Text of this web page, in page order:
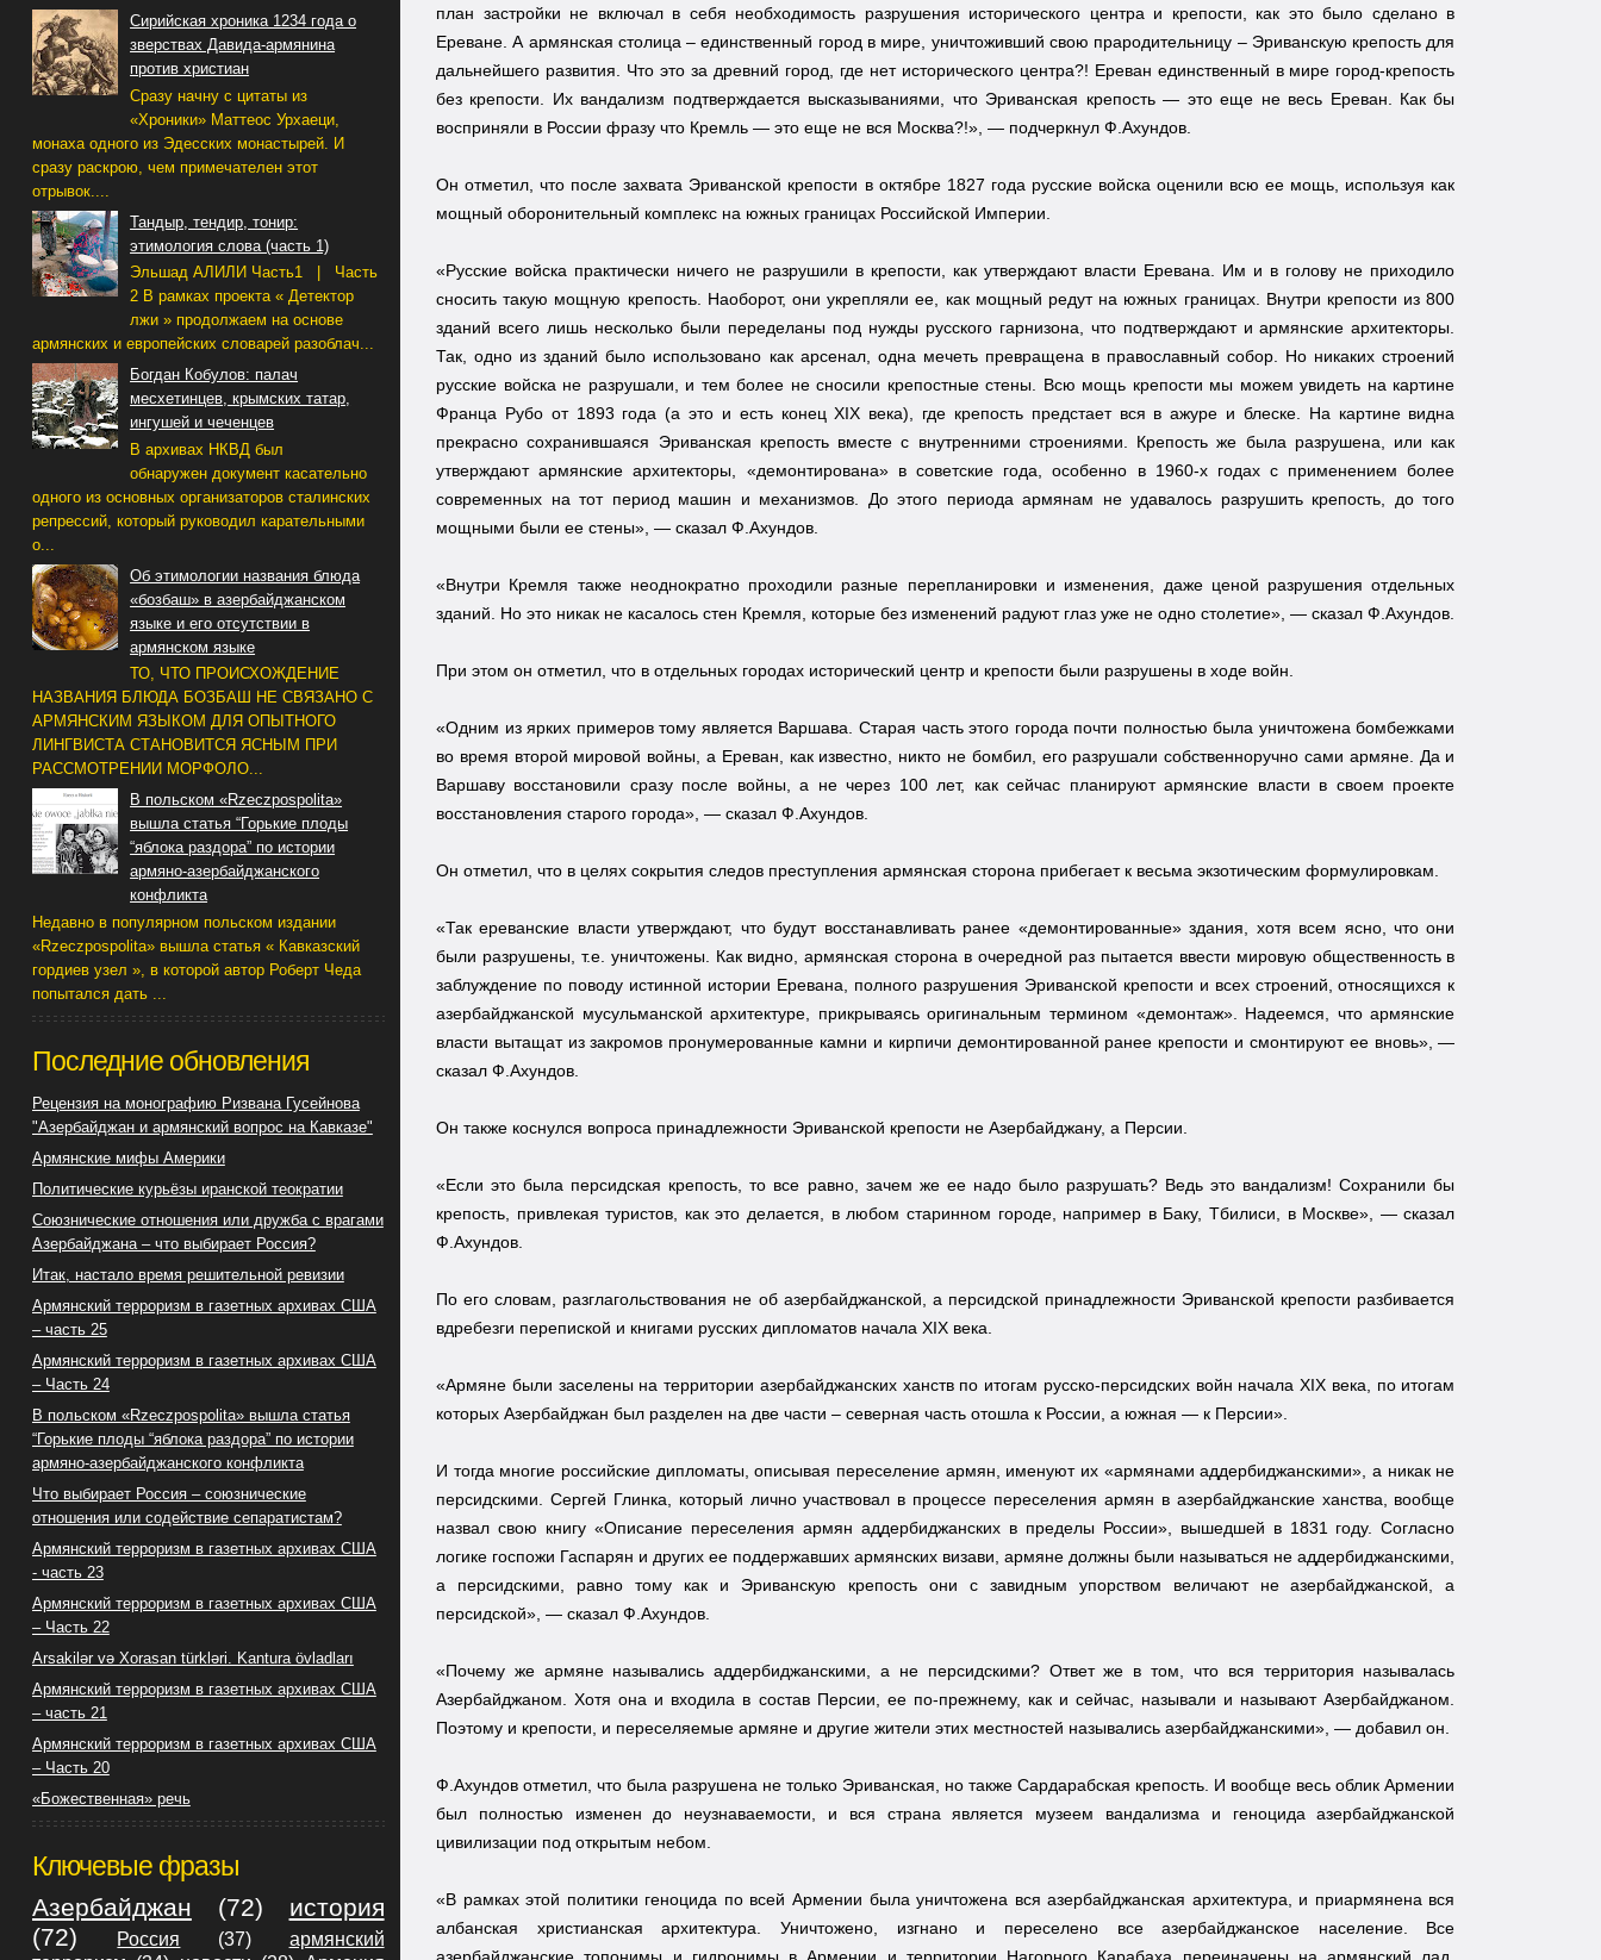
план застройки не включал в себя необходимость разрушения исторического центра и крепости, как это было сделано в
Ереване. А армянская столица – единственный город в мире, уничтоживший свою прародительницу – Эриванскую крепость для
дальнейшего развития. Что это за древний город, где нет исторического центра?! Ереван единственный в мире город-крепость
без крепости. Их вандализм подтверждается высказываниями, что Эриванская крепость — это еще не весь Ереван. Как бы
восприняли в России фразу что Кремль — это еще не вся Москва?!», — подчеркнул Ф.Ахундов.
Он отметил, что после захвата Эриванской крепости в октябре 1827 года русские войска оценили всю ее мощь, используя как
мощный оборонительный комплекс на южных границах Российской Империи.
«Русские войска практически ничего не разрушили в крепости, как утверждают власти Еревана. Им и в голову не приходило
сносить такую мощную крепость. Наоборот, они укрепляли ее, как мощный редут на южных границах. Внутри крепости из 800
зданий всего лишь несколько были переделаны под нужды русского гарнизона, что подтверждают и армянские архитекторы.
Так, одно из зданий было использовано как арсенал, одна мечеть превращена в православный собор. Но никаких строений
русские войска не разрушали, и тем более не сносили крепостные стены. Всю мощь крепости мы можем увидеть на картине
Франца Рубо от 1893 года (а это и есть конец XIX века), где крепость предстает вся в ажуре и блеске. На картине видна
прекрасно сохранившаяся Эриванская крепость вместе с внутренними строениями. Крепость же была разрушена, или как
утверждают армянские архитекторы, «демонтирована» в советские года, особенно в 1960-х годах с применением более
современных на тот период машин и механизмов. До этого периода армянам не удавалось разрушить крепость, до того
мощными были ее стены», — сказал Ф.Ахундов.
«Внутри Кремля также неоднократно проходили разные перепланировки и изменения, даже ценой разрушения отдельных
зданий. Но это никак не касалось стен Кремля, которые без изменений радуют глаз уже не одно столетие», — сказал Ф.Ахундов.
При этом он отметил, что в отдельных городах исторический центр и крепости были разрушены в ходе войн.
«Одним из ярких примеров тому является Варшава. Старая часть этого города почти полностью была уничтожена бомбежками
во время второй мировой войны, а Ереван, как известно, никто не бомбил, его разрушали собственноручно сами армяне. Да и
Варшаву восстановили сразу после войны, а не через 100 лет, как сейчас планируют армянские власти в своем проекте
восстановления старого города», — сказал Ф.Ахундов.
Он отметил, что в целях сокрытия следов преступления армянская сторона прибегает к весьма экзотическим формулировкам.
«Так ереванские власти утверждают, что будут восстанавливать ранее «демонтированные» здания, хотя всем ясно, что они
были разрушены, т.е. уничтожены. Как видно, армянская сторона в очередной раз пытается ввести мировую общественность в
заблуждение по поводу истинной истории Еревана, полного разрушения Эриванской крепости и всех строений, относящихся к
азербайджанской мусульманской архитектуре, прикрываясь оригинальным термином «демонтаж». Надеемся, что армянские
власти вытащат из закромов пронумерованные камни и кирпичи демонтированной ранее крепости и смонтируют ее вновь», —
сказал Ф.Ахундов.
Он также коснулся вопроса принадлежности Эриванской крепости не Азербайджану, а Персии.
«Если это была персидская крепость, то все равно, зачем же ее надо было разрушать? Ведь это вандализм! Сохранили бы
крепость, привлекая туристов, как это делается, в любом старинном городе, например в Баку, Тбилиси, в Москве», — сказал
Ф.Ахундов.
По его словам, разглагольствования не об азербайджанской, а персидской принадлежности Эриванской крепости разбивается
вдребезги перепиской и книгами русских дипломатов начала XIX века.
«Армяне были заселены на территории азербайджанских ханств по итогам русско-персидских войн начала XIX века, по итогам
которых Азербайджан был разделен на две части – северная часть отошла к России, а южная — к Персии».
И тогда многие российские дипломаты, описывая переселение армян, именуют их «армянами аддербиджанскими», а никак не
персидскими. Сергей Глинка, который лично участвовал в процессе переселения армян в азербайджанские ханства, вообще
назвал свою книгу «Описание переселения армян аддербиджанских в пределы России», вышедшей в 1831 году. Согласно
логике госпожи Гаспарян и других ее поддержавших армянских визави, армяне должны были называться не аддербиджанскими,
а персидскими, равно тому как и Эриванскую крепость они с завидным упорством величают не азербайджанской, а
персидской», — сказал Ф.Ахундов.
«Почему же армяне назывались аддербиджанскими, а не персидскими? Ответ же в том, что вся территория называлась
Азербайджаном. Хотя она и входила в состав Персии, ее по-прежнему, как и сейчас, называли и называют Азербайджаном.
Поэтому и крепости, и переселяемые армяне и другие жители этих местностей назывались азербайджанскими», — добавил он.
Ф.Ахундов отметил, что была разрушена не только Эриванская, но также Сардарабская крепость. И вообще весь облик Армении
был полностью изменен до неузнаваемости, и вся страна является музеем вандализма и геноцида азербайджанской
цивилизации под открытым небом.
«В рамках этой политики геноцида по всей Армении была уничтожена вся азербайджанская архитектура, и приармянена вся
албанская христианская архитектура. Уничтожено, изгнано и переселено все азербайджанское население. Все
Сирийская хроника 1234 года о
зверствах Давида-армянина
против христиан
Сразу начну с цитаты из
«Хроники» Маттеос Урхаеци,
монаха одного из Эдесских монастырей. И
сразу раскрою, чем примечателен этот
отрывок....
Тандыр, тендир, тонир:
этимология слова (часть 1)
Эльшад АЛИЛИ Часть1 | Часть
2 В рамках проекта « Детектор
лжи » продолжаем на основе
армянских и европейских словарей разоблач...
Богдан Кобулов: палач
месхетинцев, крымских татар,
ингушей и чеченцев
В архивах НКВД был
обнаружен документ касательно
одного из основных организаторов сталинских
репрессий, который руководил карательными
о...
Об этимологии названия блюда
«бозбаш» в азербайджанском
языке и его отсутствии в
армянском языке
ТО, ЧТО ПРОИСХОЖДЕНИЕ
НАЗВАНИЯ БЛЮДА БОЗБАШ НЕ СВЯЗАНО С
АРМЯНСКИМ ЯЗЫКОМ ДЛЯ ОПЫТНОГО
ЛИНГВИСТА СТАНОВИТСЯ ЯСНЫМ ПРИ
РАССМОТРЕНИИ МОРФОЛО...
В польском «Rzeczpospolita»
вышла статья “Горькие плоды
“яблока раздора” по истории
армяно-азербайджанского
конфликта
Недавно в популярном польском издании
«Rzeczpospolita» вышла статья « Кавказский
гордиев узел », в которой автор Роберт Чеда
попытался дать ...
Последние обновления
Рецензия на монографию Ризвана Гусейнова
"Азербайджан и армянский вопрос на Кавказе"
Армянские мифы Америки
Политические курьёзы иранской теократии
Союзнические отношения или дружба с врагами
Азербайджана – что выбирает Россия?
Итак, настало время решительной ревизии
Армянский терроризм в газетных архивах США
– часть 25
Армянский терроризм в газетных архивах США
– Часть 24
В польском «Rzeczpospolita» вышла статья
“Горькие плоды “яблока раздора” по истории
армяно-азербайджанского конфликта
Что выбирает Россия – союзнические
отношения или содействие сепаратистам?
Армянский терроризм в газетных архивах США
- часть 23
Армянский терроризм в газетных архивах США
– Часть 22
Arsakilər və Xorasan türkləri. Kantura övladları
Армянский терроризм в газетных архивах США
– часть 21
Армянский терроризм в газетных архивах США
– Часть 20
«Божественная» речь
Ключевые фразы
Азербайджан (72)
история
(72)
Россия (37)
армянский